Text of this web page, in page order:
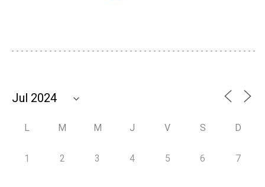
L M M J V S D
1 2 3 4 5 6 7